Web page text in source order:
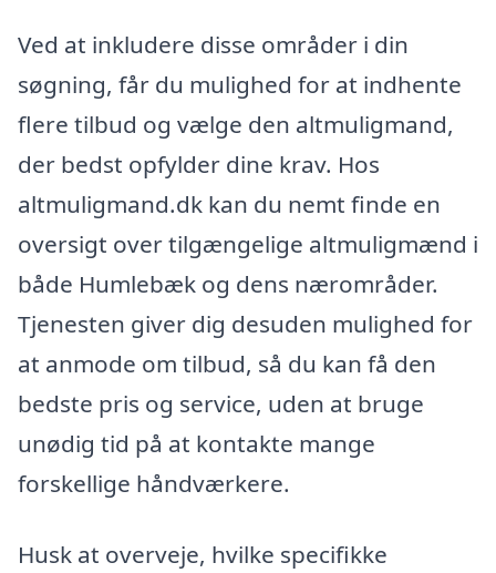
Ved at inkludere disse områder i din
søgning, får du mulighed for at indhente
flere tilbud og vælge den altmuligmand,
der bedst opfylder dine krav. Hos
altmuligmand.dk kan du nemt finde en
oversigt over tilgængelige altmuligmænd i
både Humlebæk og dens nærområder.
Tjenesten giver dig desuden mulighed for
at anmode om tilbud, så du kan få den
bedste pris og service, uden at bruge
unødig tid på at kontakte mange
forskellige håndværkere.
Husk at overveje, hvilke specifikke